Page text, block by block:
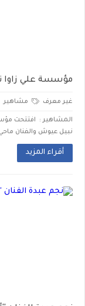
مؤسسة علي زاوا
غير معرف مشاهير
المشاهير : افتتحت
نبيل عيوش والفنان ماحي
أقراء المزيد